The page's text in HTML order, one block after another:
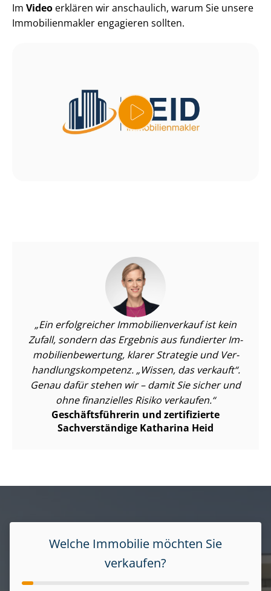
Im Video erklären wir anschaulich, warum Sie unsere
Im­mo­bi­li­en­mak­ler engagieren sollten.
Ein erfolgreicher Im­mo­bi­li­en­ver­kauf ist kein
Zufall, sondern das Ergebnis aus fundierter Im­
mo­bi­li­en­be­wer­tung, klarer Strategie und Ver­
hand­lungs­kom­pe­tenz. „Wissen, das verkauft“.
Genau dafür stehen wir – damit Sie sicher und
ohne finanzielles Risiko verkaufen.
Ge­schäfts­füh­re­rin und zertifizierte
Sachverständige Katharina Heid
Welche Immobilie möchten Sie
verkaufen?